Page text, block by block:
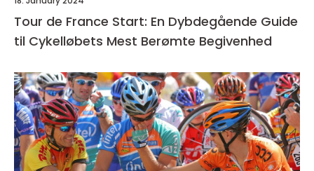
Tour de France Start: En Dybdegående Guide
til Cykelløbets Mest Berømte Begivenhed